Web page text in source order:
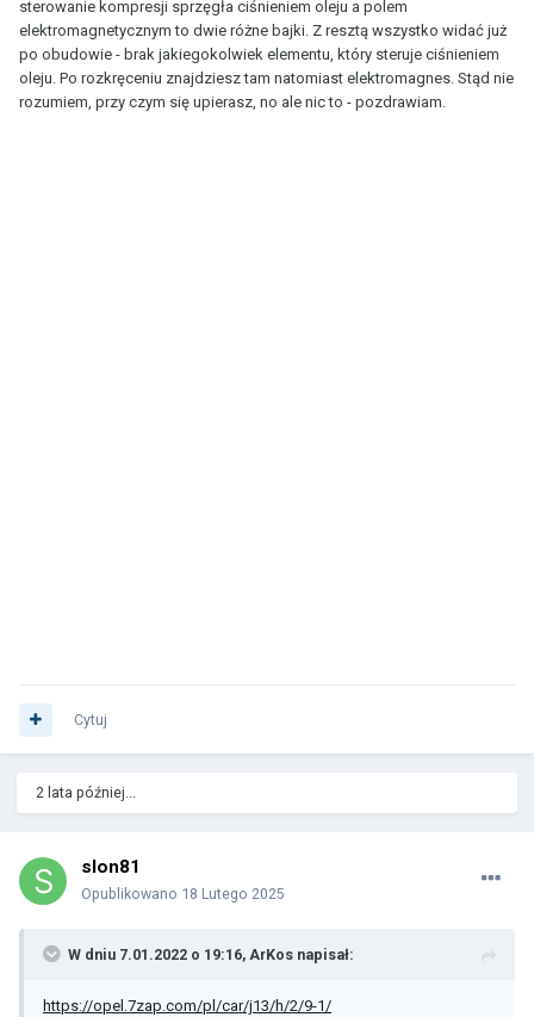
sterowanie kompresji sprzęgła ciśnieniem oleju a polem
elektromagnetycznym to dwie różne bajki. Z resztą wszystko widać już
po obudowie - brak jakiegokolwiek elementu, który steruje ciśnieniem
oleju. Po rozkręceniu znajdziesz tam natomiast elektromagnes. Stąd nie
rozumiem, przy czym się upierasz, no ale nic to - pozdrawiam.
Cytuj
2 lata później...
slon81
Opublikowano 18 Lutego 2025
W dniu 7.01.2022 o 19:16, ArKos napisał:
https://opel.7zap.com/pl/car/j13/h/2/9-1/